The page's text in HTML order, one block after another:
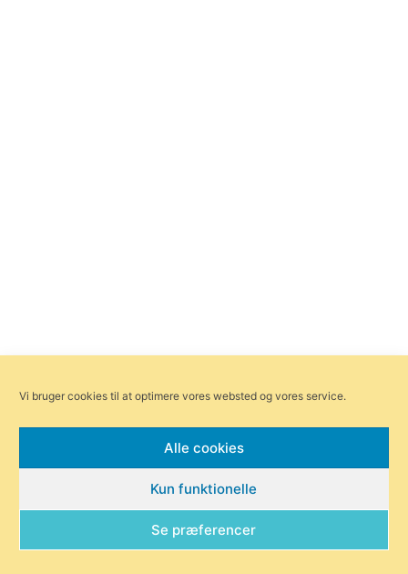
Vi bruger cookies til at optimere vores websted og vores service.
Alle cookies
Kun funktionelle
Se præferencer